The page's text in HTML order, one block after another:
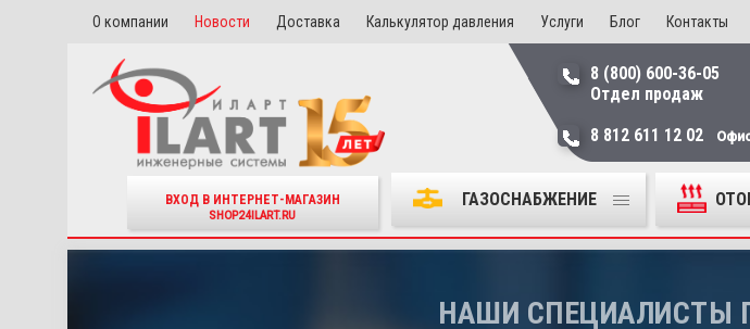
О компании Новости Доставка Калькулятор давления Услуги Блог Контакты
ВХОД В ИНТЕРНЕТ-МАГАЗИН
SHOP24ILART.RU
8 (800) 600-36-05
Отдел продаж
8 812 611 12 02
ГАЗОСНАБЖЕНИЕ
НАШИ СПЕЦИАЛИСТЫ